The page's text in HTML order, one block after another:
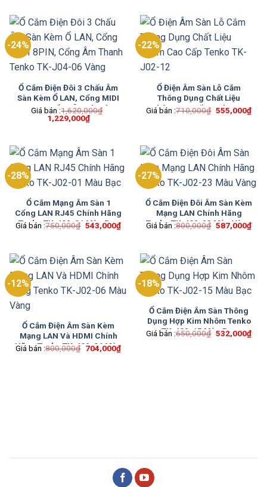
-24%
Ổ Cắm Điện Đôi 3 Chấu Âm
Sàn Kèm Ổ LAN, Cổng MIDI
8PIN, Cổng Âm Thanh
Tenko TK-J04-06 Vàng
Giá bán :1,620,000₫
Giá
gốc
1,229,000₫Giá
hiện
1,229,000₫.
-22%
Ổ Điện Âm Sàn Lỗ Cắm
Thông Dụng Chất Liệu
Nhôm Cao Cấp Tenko TK-
Giá bán :710,000₫ Giá
555,000₫Giá
hiện
-28%
Ổ Cắm Mạng Âm Sàn 1
Cổng LAN RJ45 Chính Hãng
Tenko TK-J02-01 Màu Bạc
Giá bán :750,000₫ Giá
543,000₫Giá
hiện
543,000₫.
-27%
Ổ Cắm Điện Đôi Âm Sàn Kèm
Mạng LAN Chính Hãng
Tenko TK-J02-23 Màu Vàng
Giá bán :800,000₫ Giá
587,000₫Giá
hiện
-12%
Ổ Cắm Điện Âm Sàn Kèm
Mạng LAN Và HDMI Chính
Hãng Tenko TK-J02-06 Màu
Giá bán :800,000₫ Giá
704,000₫Giá
hiện
-18%
Ổ Cắm Điện Âm Sàn Thông
Dụng Hợp Kim Nhôm Tenko
TK-J02-15 Màu Bạc
Giá bán :650,000₫ Giá
532,000₫Giá
hiện